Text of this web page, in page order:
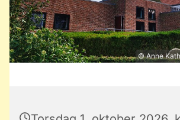
© Anne